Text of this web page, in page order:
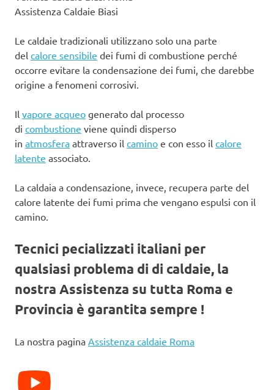
Assistenza Caldaie Biasi
Le caldaie tradizionali utilizzano solo una parte
del calore sensibile dei fumi di combustione perché
occorre evitare la condensazione dei fumi, che darebbe
origine a fenomeni corrosivi.
Il vapore acqueo generato dal processo
di combustione viene quindi disperso
in atmosfera attraverso il camino e con esso il calore
latente associato.
La caldaia a condensazione, invece, recupera parte del
calore latente dei fumi prima che vengano espulsi con il
camino.
Tecnici pecializzati italiani per
qualsiasi problema di di caldaie, la
nostra Assistenza su tutta Roma e
Provincia è garantita sempre !
La nostra pagina Assistenza caldaie Roma